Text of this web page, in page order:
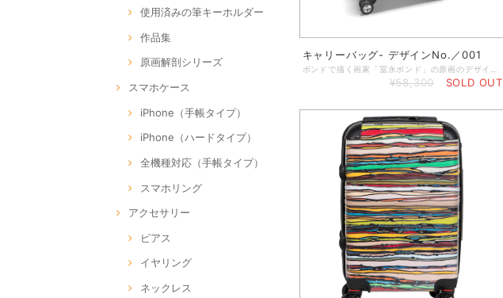
使用済みの筆キーホルダー
作品集
原画解剖シリーズ
スマホケース
iPhone（手帳タイプ）
iPhone（ハードタイプ）
全機種対応（手帳タイプ）
スマホリング
アクセサリー
ピアス
イヤリング
ネックレス
キャリーバッグ- デザインNo.／001
¥58,300 SOLD OUT